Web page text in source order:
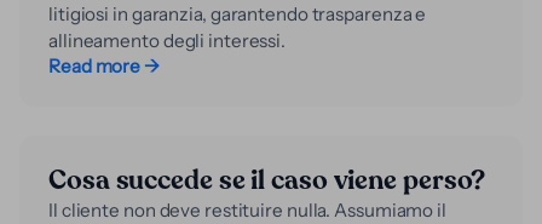
litigiosi in garanzia, garantendo trasparenza e
allineamento degli interessi.
Read more →
Cosa succede se il caso viene perso?
Il cliente non deve restituire nulla. Assumiamo il